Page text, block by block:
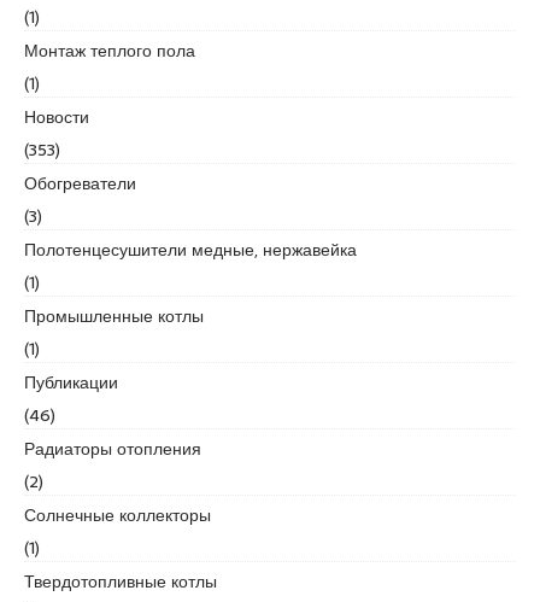
(1)
Монтаж теплого пола
(1)
Новости
(353)
Обогреватели
(3)
Полотенцесушители медные, нержавейка
(1)
Промышленные котлы
(1)
Публикации
(46)
Радиаторы отопления
(2)
Солнечные коллекторы
(1)
Твердотопливные котлы